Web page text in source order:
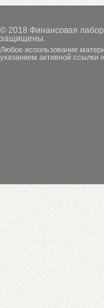
© 2018 Финансовая
защищены.
Любое использование
указанием активной ссылки